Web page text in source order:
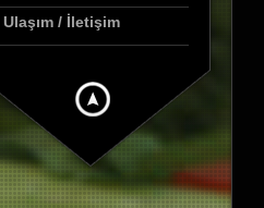
Ulaşım / İletişim